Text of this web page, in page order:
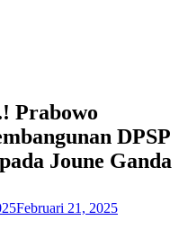
Prabowo
DPSP
Joune Ganda
Februari 21, 2025